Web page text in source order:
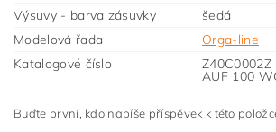
Výsuvy - barva zásuvky
šedá
Modelová řada
Orga-line
Katalogové číslo
AUF 100
Buďte první, kdo napíše příspěvek k této